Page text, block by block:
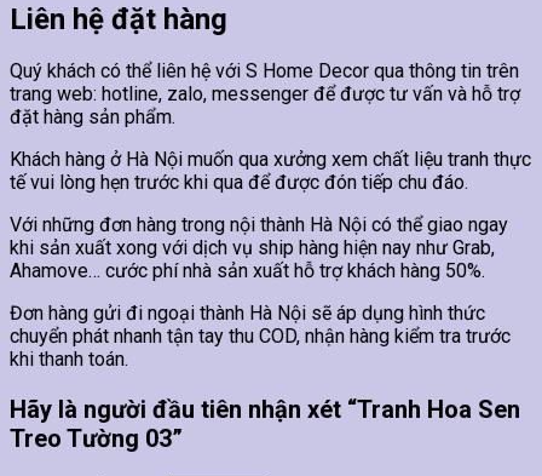
Liên hệ đặt hàng
Quý khách có thể liên hệ với S Home Decor qua thông tin trên
trang web: hotline, zalo, messenger để được tư vấn và hỗ trợ
đặt hàng sản phẩm.
Khách hàng ở Hà Nội muốn qua xưởng xem chất liệu tranh thực
tế vui lòng hẹn trước khi qua để được đón tiếp chu đáo.
Với những đơn hàng trong nội thành Hà Nội có thể giao ngay
khi sản xuất xong với dịch vụ ship hàng hiện nay như Grab,
Ahamove… cước phí nhà sản xuất hỗ trợ khách hàng 50%.
Đơn hàng gửi đi ngoại thành Hà Nội sẽ áp dụng hình thức
chuyển phát nhanh tận tay thu COD, nhận hàng kiểm tra trước
khi thanh toán.
Hãy là người đầu tiên nhận xét “Tranh Hoa Sen
Treo Tường 03”